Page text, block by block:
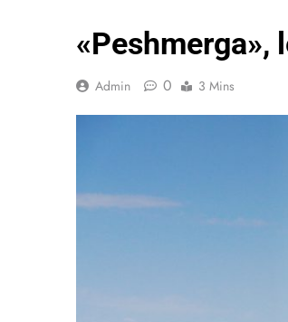
«Peshmerga»,
Admin 0 3 Mins